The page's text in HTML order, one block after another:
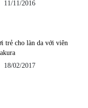
11/11/2016
trẻ cho làn da với viên
18/02/2017